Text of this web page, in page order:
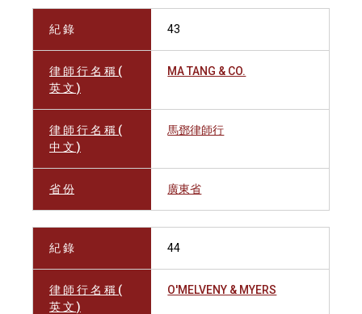
紀 錄 43
律 師 行 名 稱 (
英 文 )
MA TANG & CO.
律 師 行 名 稱 (
中 文 )
馬鄧律師行
省 份 廣東省
紀 錄 44
律 師 行 名 稱 (
英 文 )
O'MELVENY & MYERS